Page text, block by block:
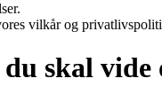
vilkår og
skal vide